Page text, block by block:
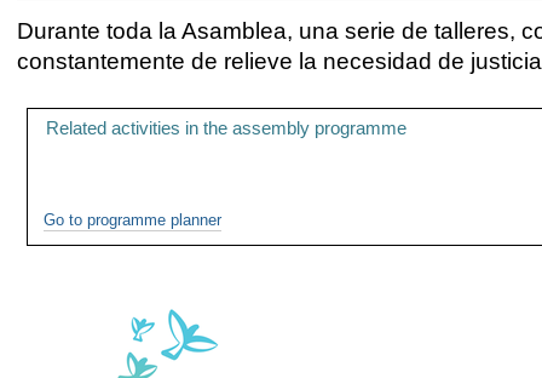
Durante toda la Asamblea, una serie de talleres,
constantemente de relieve la necesidad de
Related activities in the assembly programme
Go to programme planner